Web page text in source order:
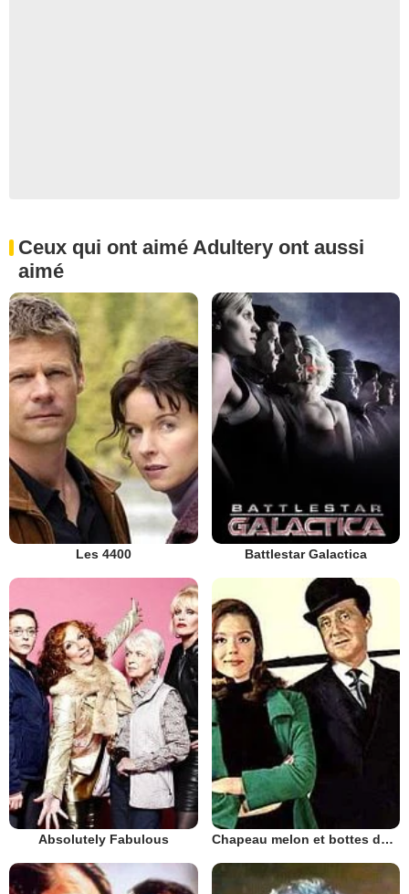
Ceux qui ont aimé Adultery ont aussi
aimé
Les 4400 Battlestar Galactica
Absolutely Fabulous Chapeau melon et bottes de cuir - 1961